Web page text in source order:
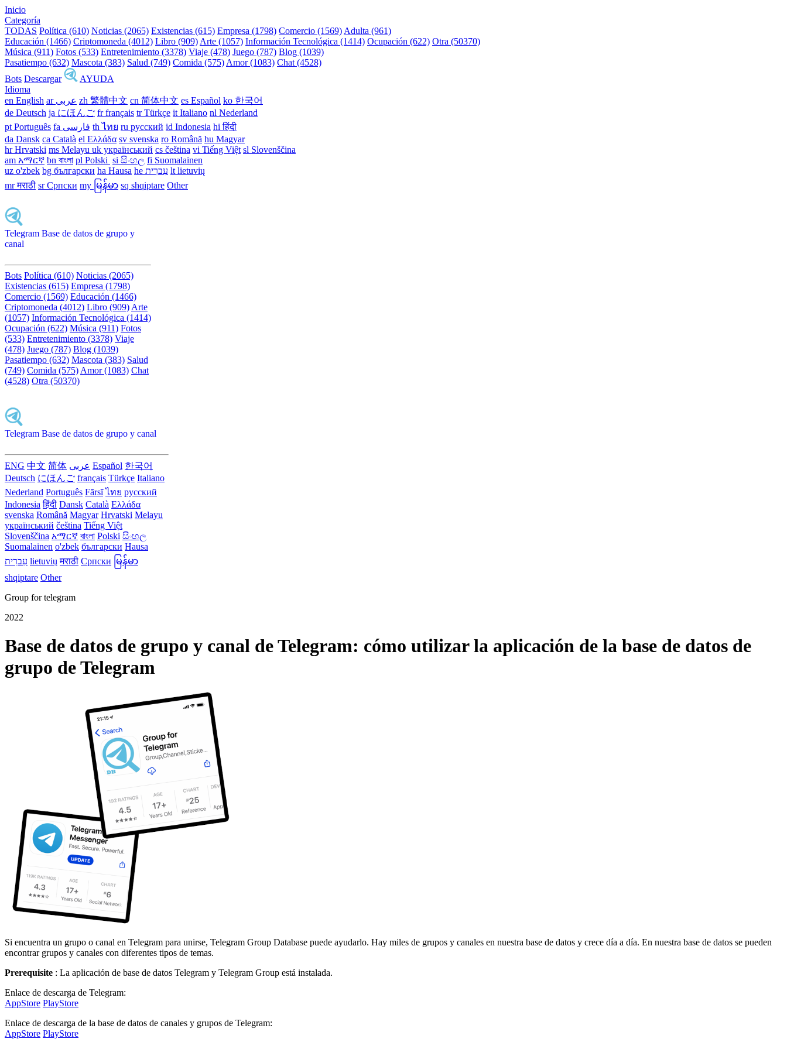
Inicio
Categoría
TODAS Política (610) Noticias (2065) Existencias (615) Empresa (1798) Comercio (1569) Adulta (961)
Educación (1466) Criptomoneda (4012) Libro (909) Arte (1057) Información Tecnológica (1414) Ocupación (622) Otra (50370)
Música (911) Fotos (533) Entretenimiento (3378) Viaje (478) Juego (787) Blog (1039)
Pasatiempo (632) Mascota (383) Salud (749) Comida (575) Amor (1083) Chat (4528)
Bots Descargar
AYUDA
Idioma
en English
ar عربى zh 繁體中文 cn 简体中文 es Español ko 한국어
de Deutsch ja にほんご fr français tr Türkçe it Italiano nl Nederland
pt Português
th ไทย ru русский id Indonesia hi हिंदी
da Dansk‎ ca Català el Ελλάδα sv svenska ro Română hu Magyar
hr Hrvatski ms Melayu uk український‎ cs čeština‎ vi Tiếng Việt sl Slovenščina
am አማርኛ bn বাংলা pl Polski ‎ si සිංහල fi Suomalainen
uz o'zbek bg български ha Hausa‎ he עִברִית lt lietuvių
mr मराठी sr Српски my မြန်မာ sq shqiptare Other
Telegram Base de datos de grupo y
canal
Bots Política (610) Noticias (2065)
Existencias (615) Empresa (1798)
Comercio (1569) Educación (1466)
Criptomoneda (4012) Libro (909) Arte
(1057) Información Tecnológica (1414)
Ocupación (622) Música (911) Fotos
(533) Entretenimiento (3378) Viaje
(478) Juego (787) Blog (1039)
Pasatiempo (632) Mascota (383) Salud
(749) Comida (575) Amor (1083) Chat
(4528) Otra (50370)
Telegram Base de datos de grupo y canal
ENG 中文 简体 عربى Español 한국어
Deutsch にほんご français Türkçe Italiano
Nederland Português Fārsī‎ ไทย русский
Indonesia हिंदी Dansk‎ Català Ελλάδα
svenska Română Magyar Hrvatski Melayu
український čeština Tiếng Việt
Slovenščina አማርኛ বাংলা Polski සිංහල
Suomalainen o'zbek български Hausa
עִברִית lietuvių मराठी Српски မြန်မာ
shqiptare Other
Group for telegram
2022
Base de datos de grupo y canal de Telegram: cómo utilizar la aplicación de la base de datos de
grupo de Telegram
Si encuentra un grupo o canal en Telegram para unirse, Telegram Group Database puede ayudarlo. Hay miles de grupos y canales en nuestra base de datos y crece día a día. En nuestra base de datos se pueden
encontrar grupos y canales con diferentes tipos de temas.
Prerequisite : La aplicación de base de datos Telegram y Telegram Group está instalada.
Enlace de descarga de Telegram:
AppStore PlayStore
Enlace de descarga de la base de datos de canales y grupos de Telegram:
AppStore PlayStore